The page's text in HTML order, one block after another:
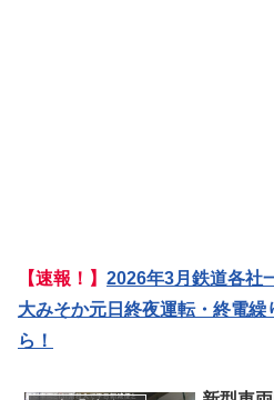
【速報！】 2026年3月鉄道各社
大みそか元日終夜運転・終電繰
ら！